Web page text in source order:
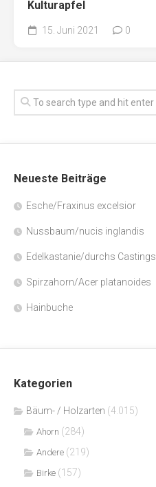
Kulturapfel
15. Juni 2021 0
Neueste Beiträge
Esche/Fraxinus excelsior
Nussbaum/nucis inglandis
Edelkastanie/durchs Castings
Spirzahorn/Acer platanoides
Hainbuche
Kategorien
Bäum- / Holzarten (4.015)
Ahorn (284)
Andere (219)
Birke (157)